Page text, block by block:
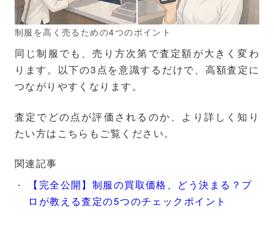
制服を高く売るための4つのポイント
同じ制服でも、売り方次第で査定額が大きく変わ
ります。以下の3点を意識するだけで、高額査定に
つながりやすくなります。
査定でどの点が評価されるのか、より詳しく知り
たい方はこちらもご覧ください。
関連記事
【完全公開】制服の買取価格、どう決まる？プ
ロが教える査定の5つのチェックポイント